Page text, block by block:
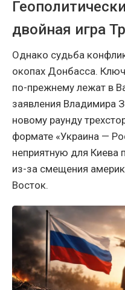
двойная игра
Однако судьба
окопах Донбасса.
по-прежнему лежат в
заявления Владимира
новому раунду
формате «Украина —
неприятную для Киева
из-за смещения
Восток.